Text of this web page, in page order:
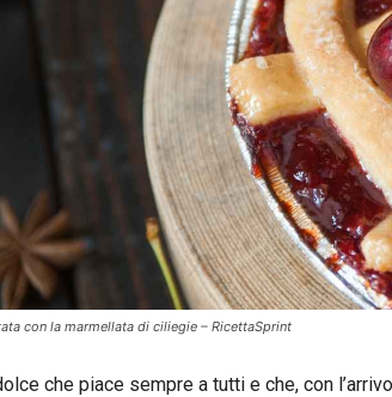
con la marmellata di ciliegie – RicettaSprint
che piace sempre a tutti e che, con